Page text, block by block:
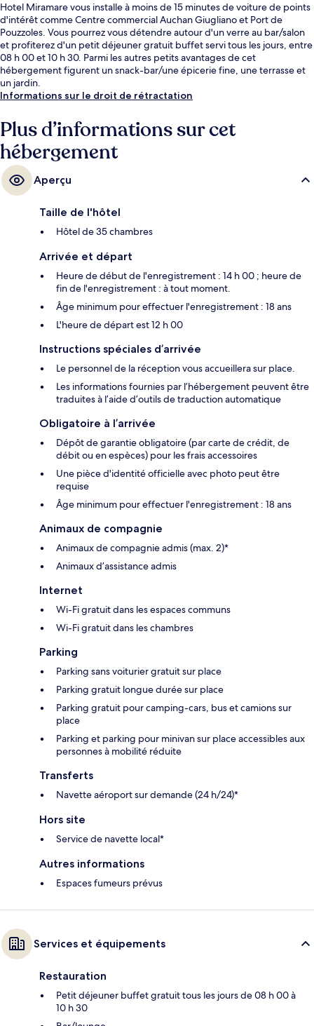
Hotel Miramare vous installe à moins de 15 minutes de voiture de points
d'intérêt comme Centre commercial Auchan Giugliano et Port de
Pouzzoles. Vous pourrez vous détendre autour d'un verre au bar/salon
et profiterez d'un petit déjeuner gratuit buffet servi tous les jours, entre
08 h 00 et 10 h 30. Parmi les autres petits avantages de cet
hébergement figurent un snack-bar/une épicerie fine, une terrasse et
un jardin.
Informations sur le droit de rétractation
Plus d’informations sur cet
hébergement
Aperçu
Taille de l'hôtel
Hôtel de 35 chambres
Arrivée et départ
Heure de début de l'enregistrement : 14 h 00 ; heure de
fin de l'enregistrement : à tout moment.
Âge minimum pour effectuer l'enregistrement : 18 ans
L'heure de départ est 12 h 00
Instructions spéciales d’arrivée
Le personnel de la réception vous accueillera sur place.
Les informations fournies par l’hébergement peuvent être
traduites à l’aide d’outils de traduction automatique
Obligatoire à l’arrivée
Dépôt de garantie obligatoire (par carte de crédit, de
débit ou en espèces) pour les frais accessoires
Une pièce d'identité officielle avec photo peut être
requise
Âge minimum pour effectuer l'enregistrement : 18 ans
Animaux de compagnie
Animaux de compagnie admis (max. 2)*
Animaux d’assistance admis
Internet
Wi-Fi gratuit dans les espaces communs
Wi-Fi gratuit dans les chambres
Parking
Parking sans voiturier gratuit sur place
Parking gratuit longue durée sur place
Parking gratuit pour camping-cars, bus et camions sur
place
Parking et parking pour minivan sur place accessibles aux
personnes à mobilité réduite
Transferts
Navette aéroport sur demande (24 h/24)*
Hors site
Service de navette local*
Autres informations
Espaces fumeurs prévus
Services et équipements
Restauration
Petit déjeuner buffet gratuit tous les jours de 08 h 00 à
10 h 30